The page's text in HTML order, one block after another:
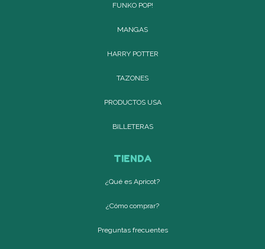
FUNKO POP!
MANGAS
HARRY POTTER
TAZONES
PRODUCTOS USA
BILLETERAS
TIENDA
¿Qué es Apricot?
¿Cómo comprar?
Preguntas frecuentes